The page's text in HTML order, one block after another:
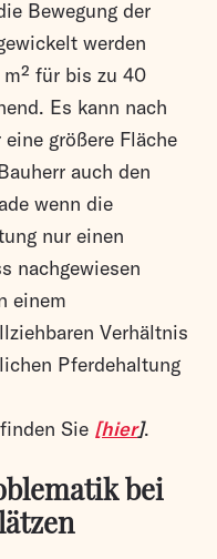
Bewegung der
werden
für bis zu 40
Es kann nach
größere Fläche
auch den
wenn die
nur einen
nachgewiesen
einem
Verhältnis
Pferdehaltung
Sie [hier].
bei